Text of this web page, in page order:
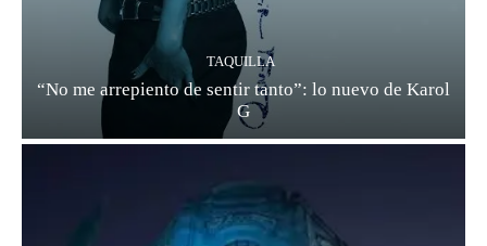
TAQUILLA
“No me arrepiento de sentir tanto”: lo nuevo de Karol
G